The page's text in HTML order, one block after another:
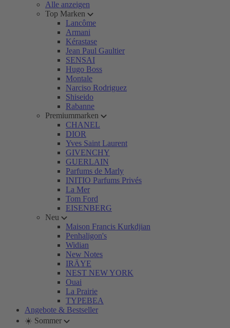
Alle anzeigen
Top Marken
Lancôme
Armani
Kérastase
Jean Paul Gaultier
SENSAI
Hugo Boss
Montale
Narciso Rodriguez
Shiseido
Rabanne
Premiummarken
CHANEL
DIOR
Yves Saint Laurent
GIVENCHY
GUERLAIN
Parfums de Marly
INITIO Parfums Privés
La Mer
Tom Ford
EISENBERG
Neu
Maison Francis Kurkdjian
Penhaligon's
Widian
New Notes
IRÄYE
NEST NEW YORK
Ouai
La Prairie
TYPEBEA
Angebote & Bestseller
☀️ Sommer